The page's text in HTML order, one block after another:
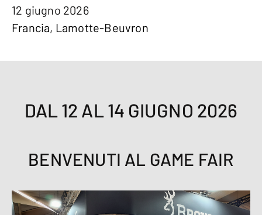
12 giugno 2026
Francia, Lamotte-Beuvron
DAL 12 AL 14 GIUGNO 2026
BENVENUTI AL GAME FAIR